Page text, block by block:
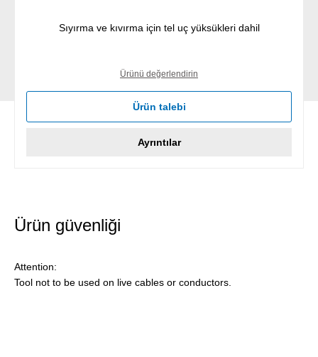
Sıyırma ve kıvırma için tel uç yüksükleri dahil
Ürünü değerlendirin
Ürün talebi
Ayrıntılar
Ürün güvenliği
Attention:
Tool not to be used on live cables or conductors.